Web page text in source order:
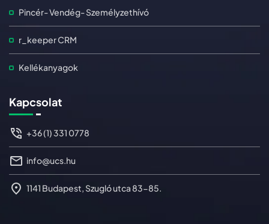
Pincér- Vendég- Személyzethívó
r_keeper CRM
Kellékanyagok
Kapcsolat
+36 (1) 331 0778
info@ucs.hu
1141 Budapest, Szugló utca 83-85.